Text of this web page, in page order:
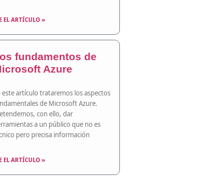
EL ARTÍCULO »
fundamentos de
Azure
este artículo trataremos los aspectos
de Microsoft Azure.
con ello, dar
a un público que no es
pero precisa información
EL ARTÍCULO »